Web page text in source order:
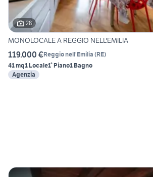
28
MONOLOCALE A REGGIO NELL'EMILIA
119.000 €Reggio nell'Emilia (RE)
41 mq1 Locale1° Piano1 Bagno
Agenzia